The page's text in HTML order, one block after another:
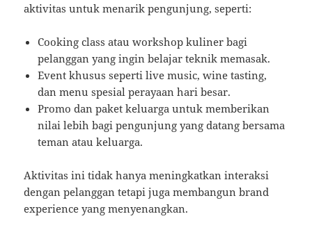
aktivitas untuk menarik pengunjung, seperti:
Cooking class atau workshop kuliner bagi
pelanggan yang ingin belajar teknik memasak.
Event khusus seperti live music, wine tasting,
dan menu spesial perayaan hari besar.
Promo dan paket keluarga untuk memberikan
nilai lebih bagi pengunjung yang datang bersama
teman atau keluarga.
Aktivitas ini tidak hanya meningkatkan interaksi
dengan pelanggan tetapi juga membangun brand
experience yang menyenangkan.